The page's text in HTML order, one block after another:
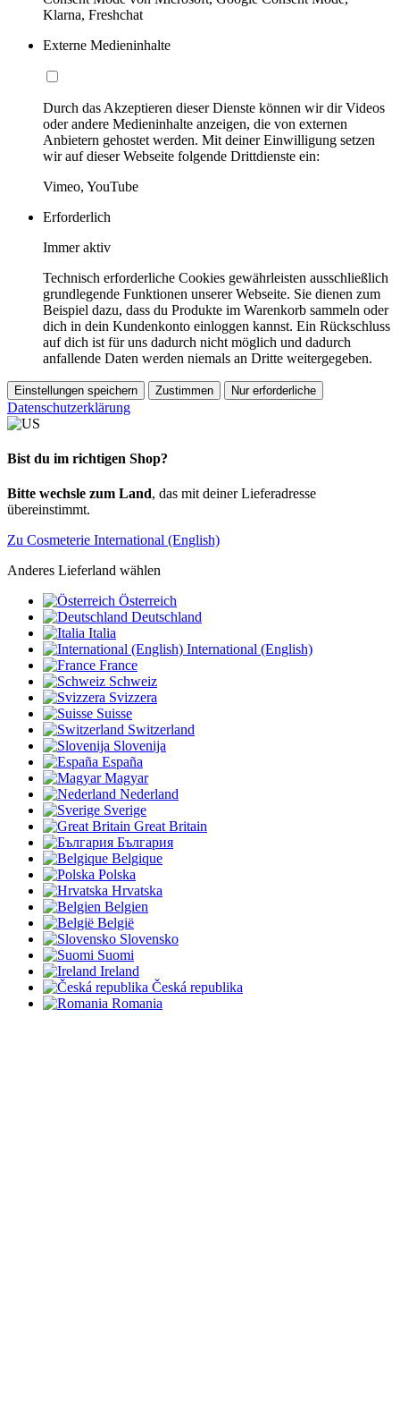
Klarna, Freshchat
Externe Medieninhalte
Durch das Akzeptieren dieser Dienste können wir dir Videos
oder andere Medieninhalte anzeigen, die von externen
Anbietern gehostet werden. Mit deiner Einwilligung setzen
wir auf dieser Webseite folgende Drittdienste ein:
Vimeo, YouTube
Erforderlich
Immer aktiv
Technisch erforderliche Cookies gewährleisten ausschließlich
grundlegende Funktionen unserer Webseite. Sie dienen zum
Beispiel dazu, dass du Produkte im Warenkorb sammeln oder
dich in dein Kundenkonto einloggen kannst. Ein Rückschluss
auf dich ist für uns dadurch nicht möglich und dadurch
anfallende Daten werden niemals an Dritte weitergegeben.
Einstellungen speichern Zustimmen Nur erforderliche
Datenschutzerklärung
Bist du im richtigen Shop?
Bitte wechsle zum Land, das mit deiner Lieferadresse
übereinstimmt.
Zu Cosmeterie International (English)
Anderes Lieferland wählen
Österreich
Deutschland
Italia
International (English)
France
Schweiz
Svizzera
Suisse
Switzerland
Slovenija
España
Magyar
Nederland
Sverige
Great Britain
България
Belgique
Polska
Hrvatska
Belgien
België
Slovensko
Suomi
Ireland
Česká republika
Romania